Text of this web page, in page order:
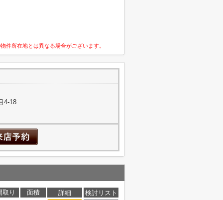
件所在地とは異なる場合がございます。
4-18
取り 面積 詳細
検討リスト